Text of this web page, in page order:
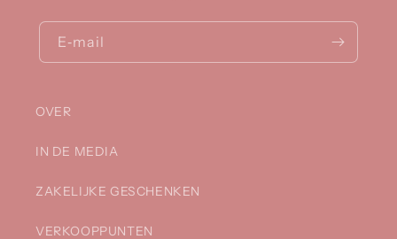
E‑mail
OVER
IN DE MEDIA
ZAKELIJKE GESCHENKEN
VERKOOPPUNTEN